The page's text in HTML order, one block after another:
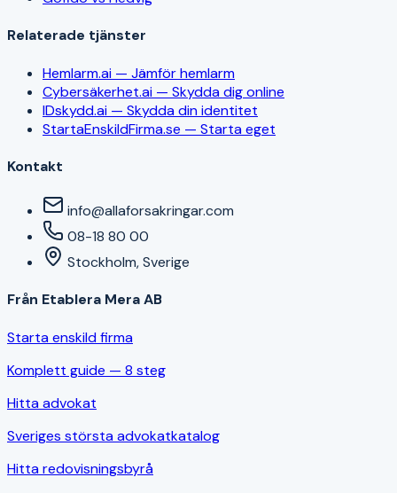
Relaterade tjänster
Hemlarm.ai — Jämför hemlarm
Cybersäkerhet.ai — Skydda dig online
IDskydd.ai — Skydda din identitet
StartaEnskildFirma.se — Starta eget
Kontakt
info@allaforsakringar.com
08-18 80 00
Stockholm, Sverige
Från Etablera Mera AB
Starta enskild firma
Komplett guide — 8 steg
Hitta advokat
Sveriges största advokatkatalog
Hitta redovisningsbyrå